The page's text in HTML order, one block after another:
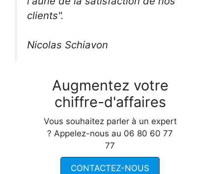
clients".
Nicolas Schiavon
Augmentez votre
chiffre-d'affaires
Vous souhaitez parler à un expert
? Appelez-nous au 06 80 60 77
77
CONTACTEZ-NOUS